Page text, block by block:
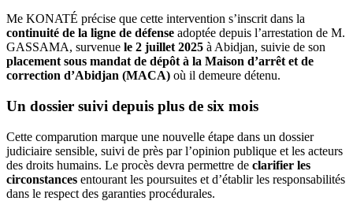
Me KONATÉ précise que cette intervention s’inscrit dans la
continuité de la ligne de défense adoptée depuis l’arrestation de M.
GASSAMA, survenue le 2 juillet 2025 à Abidjan, suivie de son
placement sous mandat de dépôt à la Maison d’arrêt et de
correction d’Abidjan (MACA) où il demeure détenu.
Un dossier suivi depuis plus de six mois
Cette comparution marque une nouvelle étape dans un dossier
judiciaire sensible, suivi de près par l’opinion publique et les acteurs
des droits humains. Le procès devra permettre de clarifier les
circonstances entourant les poursuites et d’établir les responsabilités
dans le respect des garanties procédurales.